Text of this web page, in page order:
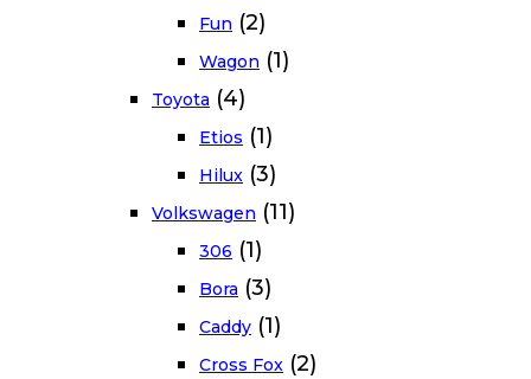
Fun (2)
Wagon (1)
Toyota (4)
Etios (1)
Hilux (3)
Volkswagen (11)
306 (1)
Bora (3)
Caddy (1)
Cross Fox (2)